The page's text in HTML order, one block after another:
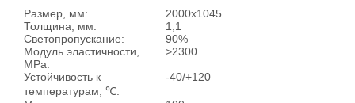
Размер, мм:
2000х1045
Толщина, мм:
1,1
Светопропускание:
90%
Модуль эластичности,
MPa:
>2300
Устойчивость к
температурам, ℃:
-40/+120